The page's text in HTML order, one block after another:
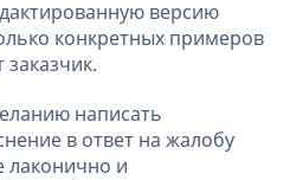
версию
конкретных примеров
заказчик.
написать
в ответ на жалобу
лаконично и